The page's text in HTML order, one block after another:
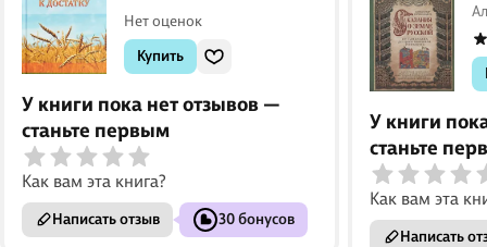
Нет оценок
Купить
У книги пока нет отзывов —
станьте первым
Как вам эта книга?
Написать отзыв 30 бонусов
У книги
станьте
Как вам эта
Написать